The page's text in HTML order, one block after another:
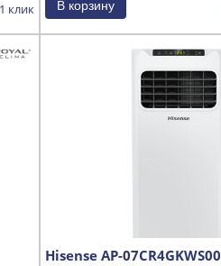
клик
Hisense AP-07CR4GKWS00